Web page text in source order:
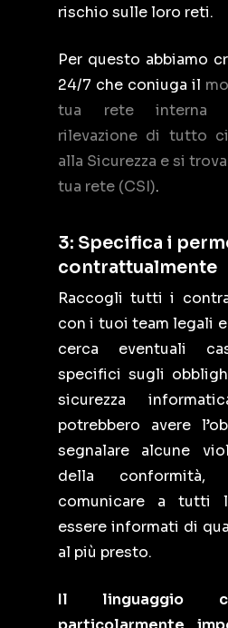
rischio sulle loro reti.
Per questo abbiamo
24/7 che coniuga il
tua rete interna
rilevazione di tutto
alla Sicurezza e si
tua rete (CSI).
3: Specifica i
contrattualmente
Raccogli tutti i
con i tuoi team legali
cerca eventuali
specifici sugli
sicurezza
potrebbero avere
segnalare alcune
della
comunicare a tutti
essere informati di
al più presto.
Il linguaggio